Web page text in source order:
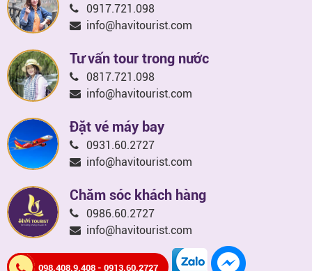
0917.721.098
info@havitourist.com
Tư vấn tour trong nước
0817.721.098
info@havitourist.com
Đặt vé máy bay
0931.60.2727
info@havitourist.com
Chăm sóc khách hàng
0986.60.2727
info@havitourist.com
098.408.9.408 - 0913.60.2727